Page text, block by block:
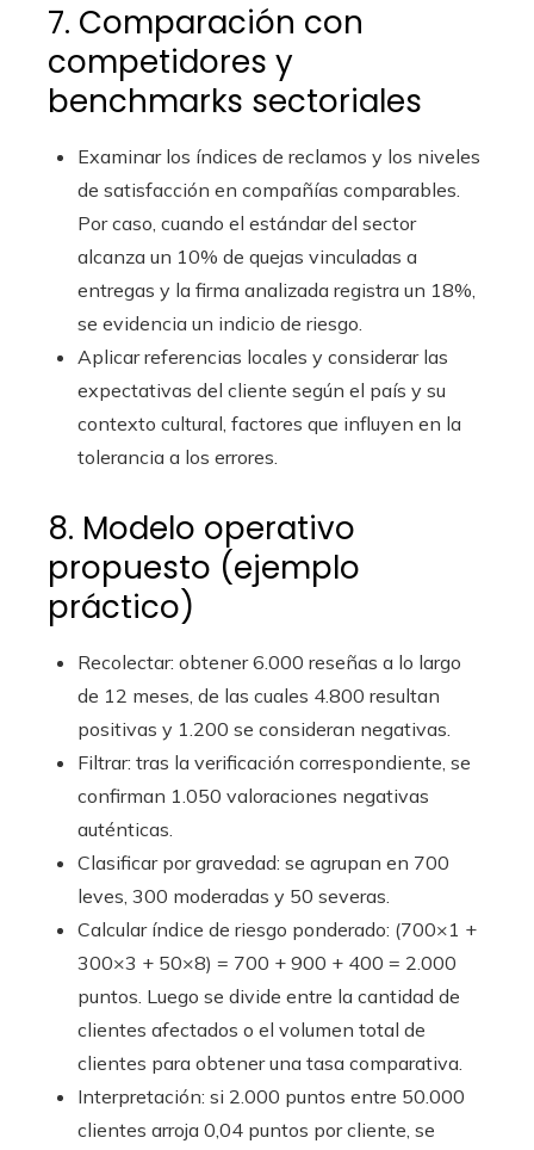
7. Comparación con
competidores y
benchmarks sectoriales
Examinar los índices de reclamos y los niveles
de satisfacción en compañías comparables.
Por caso, cuando el estándar del sector
alcanza un 10% de quejas vinculadas a
entregas y la firma analizada registra un 18%,
se evidencia un indicio de riesgo.
Aplicar referencias locales y considerar las
expectativas del cliente según el país y su
contexto cultural, factores que influyen en la
tolerancia a los errores.
8. Modelo operativo
propuesto (ejemplo
práctico)
Recolectar: obtener 6.000 reseñas a lo largo
de 12 meses, de las cuales 4.800 resultan
positivas y 1.200 se consideran negativas.
Filtrar: tras la verificación correspondiente, se
confirman 1.050 valoraciones negativas
auténticas.
Clasificar por gravedad: se agrupan en 700
leves, 300 moderadas y 50 severas.
Calcular índice de riesgo ponderado: (700×1 +
300×3 + 50×8) = 700 + 900 + 400 = 2.000
puntos. Luego se divide entre la cantidad de
clientes afectados o el volumen total de
clientes para obtener una tasa comparativa.
Interpretación: si 2.000 puntos entre 50.000
clientes arroja 0,04 puntos por cliente, se